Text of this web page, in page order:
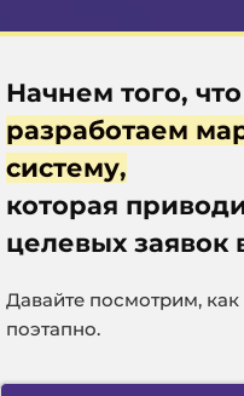
Начнем того,
разработаем
систему,
которая
целевых заявок
Давайте посмотрим,
поэтапно.